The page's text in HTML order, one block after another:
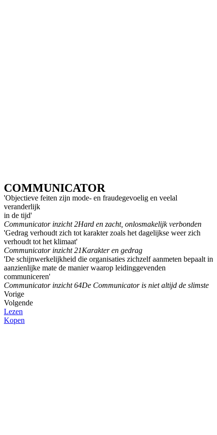
COMMUNICATOR
'Objectieve feiten zijn mode- en fraudegevoelig en veelal
veranderlijk
in de tijd'
Communicator inzicht 2Hard en zacht, onlosmakelijk verbonden
'Gedrag verhoudt zich tot karakter zoals het dagelijkse weer zich
verhoudt tot het klimaat'
Communicator inzicht 21Karakter en gedrag
'De schijnwerkelijkheid die organisaties zichzelf aanmeten bepaalt in
aanzienlijke mate de manier waarop leidinggevenden
communiceren'
Communicator inzicht 64De Communicator is niet altijd de slimste
Vorige
Volgende
Lezen
Kopen